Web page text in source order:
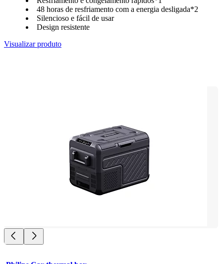
48 horas de resfriamento com a energia desligada*2
Silencioso e fácil de usar
Design resistente
Visualizar produto